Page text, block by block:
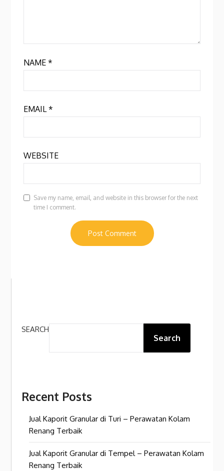
NAME*
EMAIL*
WEBSITE
Save my name, email, and website in this browser for the next
time I comment.
SEARCH
Search
Recent Posts
Jual Kaporit Granular di Turi – Perawatan Kolam
Renang Terbaik
Jual Kaporit Granular di Tempel – Perawatan Kolam
Renang Terbaik